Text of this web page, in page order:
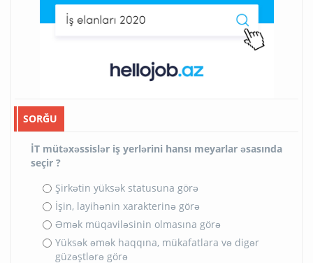
SORĞU
İT mütəxəssislər iş yerlərini hansı meyarlar əsasında
seçir ?
Şirkətin yüksək statusuna görə
İşin, layihənin xarakterinə görə
Əmək müqaviləsinin olmasına görə
Yüksək əmək haqqına, mükafatlara və digər
güzəştlərə görə